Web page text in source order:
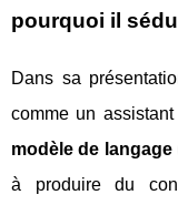
pourquoi il
Dans sa
comme un
modèle de langage
à produire du